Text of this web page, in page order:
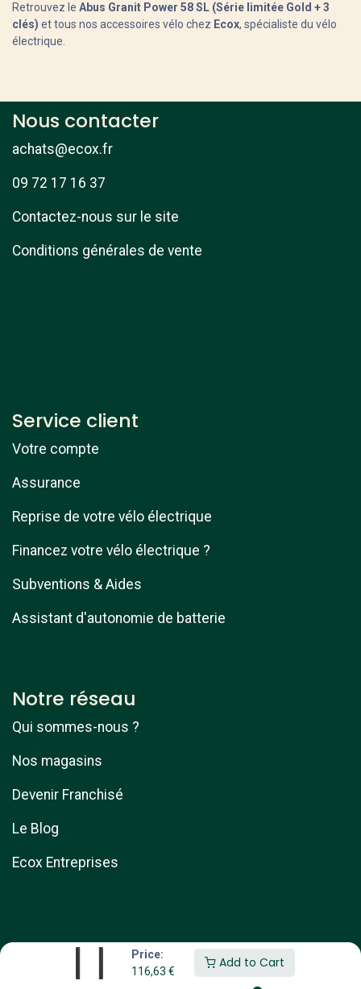
Price:
116,63 €
Add to Cart
Retrouvez le Abus Granit Power 58 SL (Série limitée Gold + 3
clés) et tous nos accessoires vélo chez Ecox, spécialiste du vélo
électrique.
Nous contacter
achats@ecox.fr
09 72 17 16 37
Contactez-nous sur le site
Conditions générales de vente
Service client
Votre compte
Assurance
Reprise de votre vélo électrique
Financez votre vélo électrique ?
Subventions & Aides
Assistant d'autonomie de batterie
Notre réseau
Qui sommes-nous ?
Nos magasins
Devenir Franchisé
Le Blog
Ecox Entreprises
Copyright © ebike services